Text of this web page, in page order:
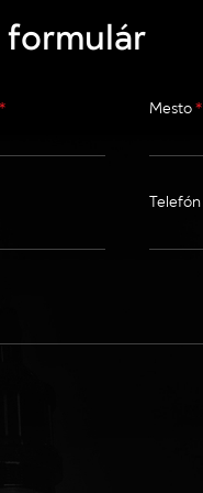
* Mesto*
Telefón